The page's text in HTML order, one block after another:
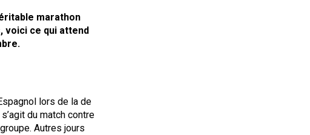
marathon
voici ce qui attend
lors de la de
du match contre
Autres jours